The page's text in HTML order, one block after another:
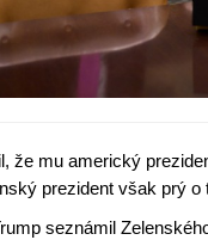
že mu americký
prezident však prý
seznámil